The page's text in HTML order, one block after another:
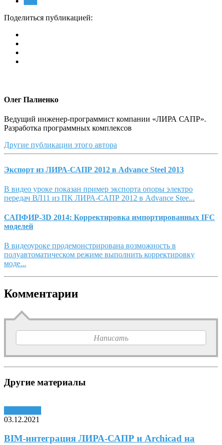
Поделиться публикацией:
Олег Палиенко
Ведущий инженер-программист компании «ЛИРА САПР».
Разработка программных комплексов
Другие публикации этого автора
Экспорт из ЛИРА-САПР 2012 в Advance Steel 2013
В видео уроке показан пример экспорта опоры электро
передач ВЛ11 из ПК ЛИРА-САПР 2012 в Advance Stee...
САПФИР-3D 2014: Корректировка импортированных IFC
моделей
В видеоуроке продемонстрирована возможность в
полуавтоматическом режиме выполнить корректировку
моде...
Комментарии
Написать
Другие материалы
03.12.2021
BIM-интеграция ЛИРА-САПР и Archicad на